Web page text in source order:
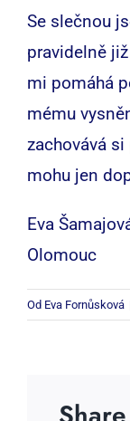
Se slečnou
pravidelně
mi pomáhá
mému
zachovává
mohu jen
Eva
Olomouc
Od Eva Fornůsková